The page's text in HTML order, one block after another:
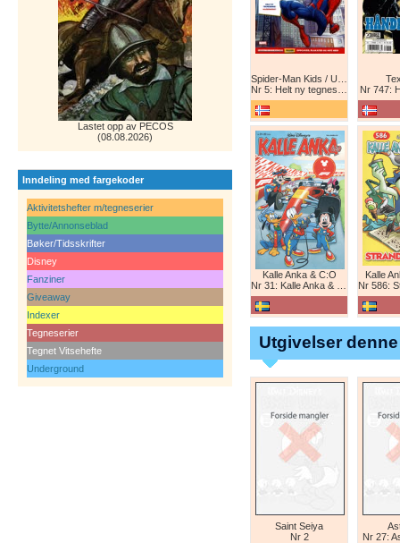
Lastet opp av PECOS
(08.08.2026)
Inndeling med fargekoder
Aktivitetshefter m/tegneserier
Bytte/Annonseblad
Bøker/Tidsskrifter
Disney
Fanziner
Giveaway
Indexer
Tegneserier
Tegnet Vitsehefte
Underground
Nr 5: Helt ny tegneserie! Maskinkrig!
Nr 747:
Kalle Anka & C:O
Nr 31: Kalle Anka & C:O
Kalle
Nr 586:
Utgivelser
Saint Seiya
Nr 2
Nr 27: